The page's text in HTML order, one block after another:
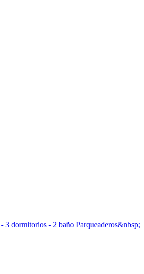
3 dormitorios - 2 baño Parqueaderos&nbsp;